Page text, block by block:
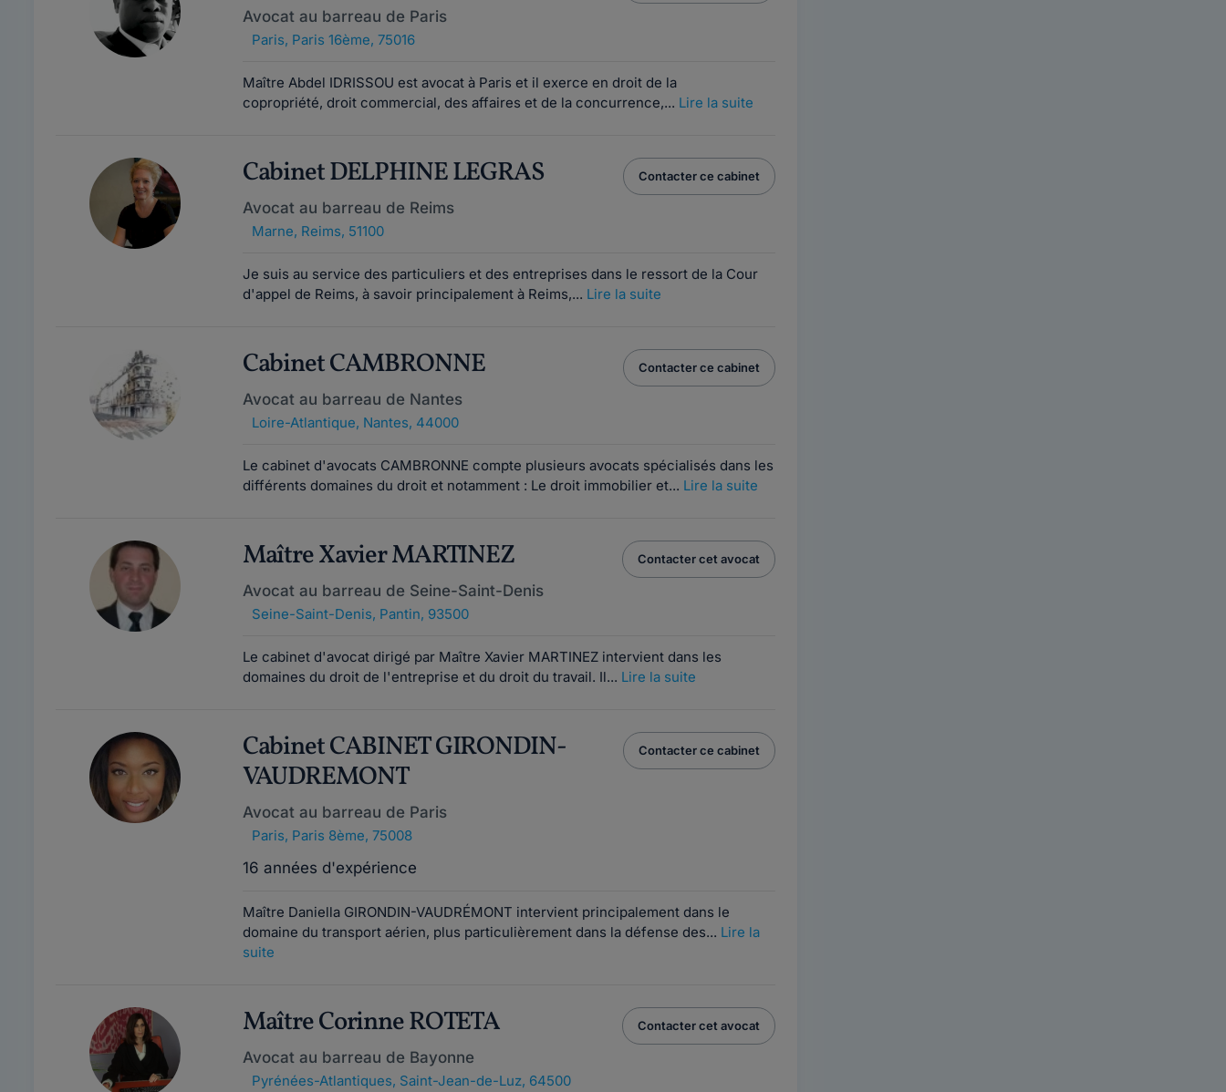
Avocat au barreau de Paris
Paris, Paris 16ème, 75016
Maître Abdel IDRISSOU est avocat à Paris et il exerce en droit de la
copropriété, droit commercial, des affaires et de la concurrence,... Lire la suite
Cabinet DELPHINE LEGRAS
Avocat au barreau de Reims
Marne, Reims, 51100
Contacter ce cabinet
Je suis au service des particuliers et des entreprises dans le ressort de la Cour
d'appel de Reims, à savoir principalement à Reims,... Lire la suite
Cabinet CAMBRONNE
Avocat au barreau de Nantes
Loire-Atlantique, Nantes, 44000
Contacter ce cabinet
Le cabinet d'avocats CAMBRONNE compte plusieurs avocats spécialisés dans les
différents domaines du droit et notamment : Le droit immobilier et... Lire la suite
Maître Xavier MARTINEZ
Avocat au barreau de Seine-Saint-Denis
Seine-Saint-Denis, Pantin, 93500
Contacter cet avocat
Le cabinet d'avocat dirigé par Maître Xavier MARTINEZ intervient dans les
domaines du droit de l'entreprise et du droit du travail. Il... Lire la suite
Cabinet CABINET GIRONDIN-
VAUDREMONT
Avocat au barreau de Paris
Paris, Paris 8ème, 75008
16 années d'expérience
Contacter ce cabinet
Maître Daniella GIRONDIN-VAUDRÉMONT intervient principalement dans le
domaine du transport aérien, plus particulièrement dans la défense des... Lire la
suite
Maître Corinne ROTETA
Avocat au barreau de Bayonne
Pyrénées-Atlantiques, Saint-Jean-de-Luz, 64500
Contacter cet avocat